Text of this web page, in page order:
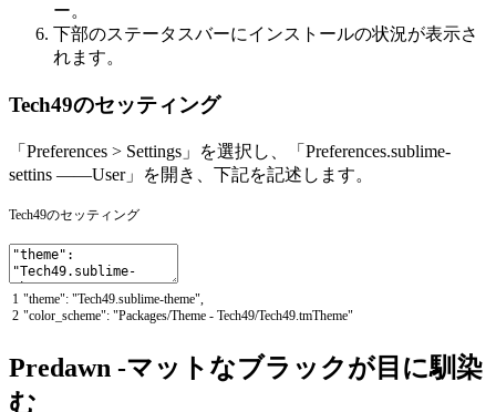
ー。
下部のステータスバーにインストールの状況が表示さ
れます。
Tech49のセッティング
「Preferences > Settings」を選択し、「Preferences.sublime-
settins ——User」を開き、下記を記述します。
Tech49のセッティング
1
2
"theme": "Tech49.sublime-theme"
"color_scheme": "Packages/Theme - Tech49/Tech49.tmTheme"
Predawn -マットなブラックが目に馴染
む